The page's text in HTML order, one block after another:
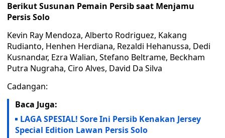
Berikut Susunan Pemain Persib saat Menjamu
Persis Solo
Kevin Ray Mendoza, Alberto Rodriguez, Kakang
Rudianto, Henhen Herdiana, Rezaldi Hehanussa, Dedi
Kusnandar, Ezra Walian, Stefano Beltrame, Beckham
Putra Nugraha, Ciro Alves, David Da Silva
Cadangan:
Baca Juga:
LAGA SPESIAL! Sore Ini Persib Kenakan Jersey
Special Edition Lawan Persis Solo